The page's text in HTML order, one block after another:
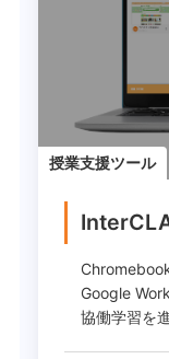
授業支援ツール
Google
協働学習を